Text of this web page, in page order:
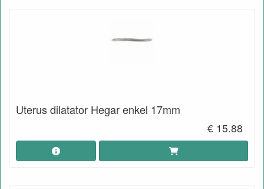
Uterus dilatator Hegar enkel 17mm
€ 15.88